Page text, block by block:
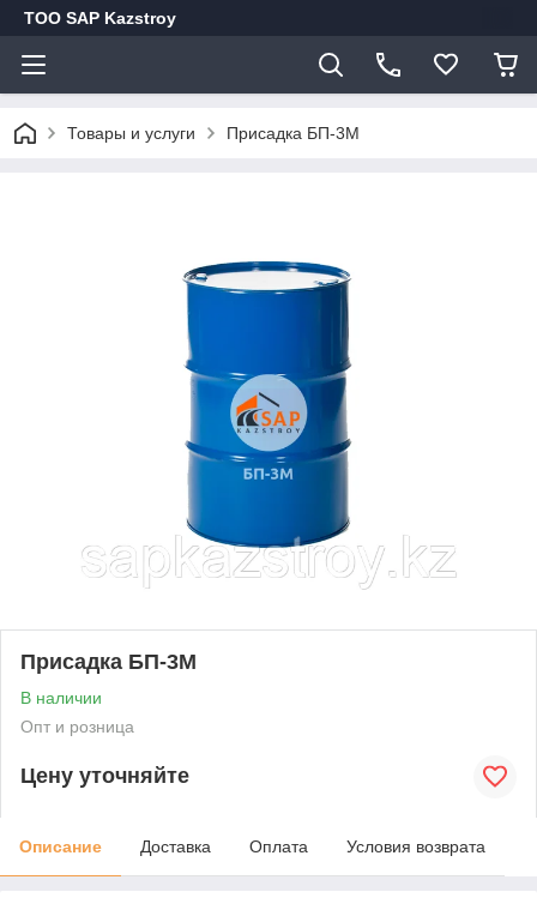
ТОО SAP Kazstroy
Товары и услуги Присадка БП-3М
Присадка БП-3М
В наличии
Опт и розница
Цену уточняйте
Описание Доставка Оплата Условия возврата